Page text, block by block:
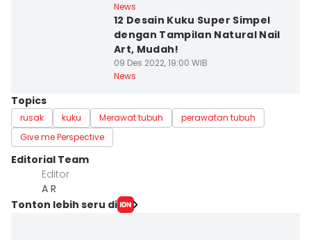
News
12 Desain Kuku Super Simpel
dengan Tampilan Natural Nail
Art, Mudah!
09 Des 2022, 19:00 WIB
News
Topics
rusak kuku Merawat tubuh
perawatan tubuh
Give me Perspective
Editorial Team
Editor
A R
Tonton lebih seru di